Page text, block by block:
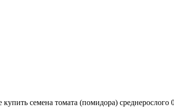
семена томата (помидора) среднерослого